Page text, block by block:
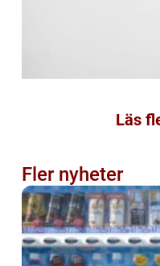
Läs
Fler nyheter